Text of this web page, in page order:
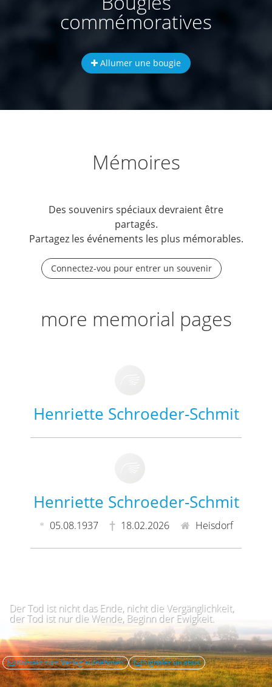
commémoratives
Allumer une bougie
Mémoires
Des souvenirs spéciaux devraient être
partagés.
Partagez les événements les plus mémorables.
Connectez-vou pour entrer un souvenir
more memorial pages
Henriette Schroeder-Schmit
Henriette Schroeder-Schmit
05.08.1937 18.02.2026 Heisdorf
Der Tod ist nicht das Ende, nicht die Vergänglichkeit,
der Tod ist nur die Wende, Beginn der Ewigkeit.
Kontakt zum Verlag aufnehmen Signaler un abus